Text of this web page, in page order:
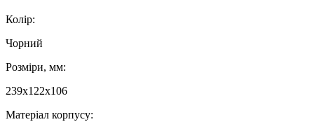
Колір:
Чорний
Розміри, мм:
239x122x106
Матеріал корпусу: